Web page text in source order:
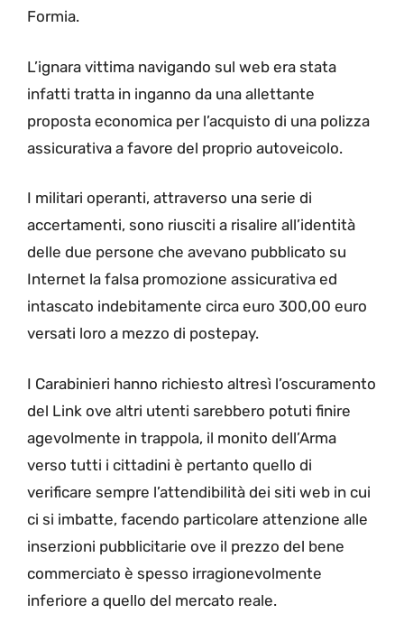
Formia.
L’ignara vittima navigando sul web era stata
infatti tratta in inganno da una allettante
proposta economica per l’acquisto di una polizza
assicurativa a favore del proprio autoveicolo.
I militari operanti, attraverso una serie di
accertamenti, sono riusciti a risalire all’identità
delle due persone che avevano pubblicato su
Internet la falsa promozione assicurativa ed
intascato indebitamente circa euro 300,00 euro
versati loro a mezzo di postepay.
I Carabinieri hanno richiesto altresì l’oscuramento
del Link ove altri utenti sarebbero potuti finire
agevolmente in trappola, il monito dell’Arma
verso tutti i cittadini è pertanto quello di
verificare sempre l’attendibilità dei siti web in cui
ci si imbatte, facendo particolare attenzione alle
inserzioni pubblicitarie ove il prezzo del bene
commerciato è spesso irragionevolmente
inferiore a quello del mercato reale.